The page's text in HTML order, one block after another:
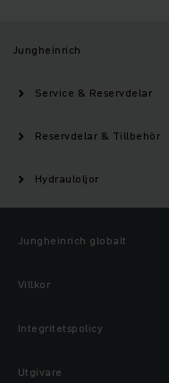
Jungheinrich
Service & Reservdelar
Reservdelar & Tillbehör
Hydrauloljor
Jungheinrich globalt
Villkor
Integritetspolicy
Utgivare